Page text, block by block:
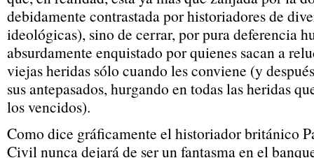
debidamente contrastada por historiadores de
ideológicas), sino de cerrar, por pura deferencia
absurdamente enquistado por quienes sacan a
viejas heridas sólo cuando les conviene (y
sus antepasados, hurgando en todas las heridas
los vencidos).
Como dice gráficamente el historiador británico
Civil nunca dejará de ser un fantasma en el